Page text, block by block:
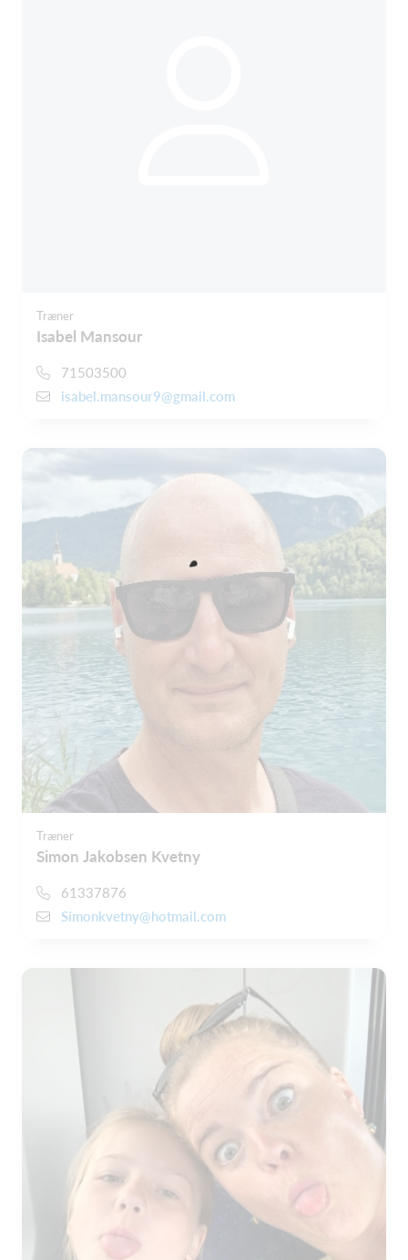
Træner
Isabel Mansour
71503500
isabel.mansour9@gmail.com
Træner
Simon Jakobsen Kvetny
61337876
Simonkvetny@hotmail.com